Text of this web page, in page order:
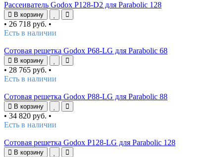
Рассеиватель Godox P128-D2 для Parabolic 128
В корзину
• 26 718 руб. •
Есть в наличии
Сотовая решетка Godox P68-LG для Parabolic 68
В корзину
• 28 765 руб. •
Есть в наличии
Сотовая решетка Godox P88-LG для Parabolic 88
В корзину
• 34 820 руб. •
Есть в наличии
Сотовая решетка Godox P128-LG для Parabolic 128
В корзину